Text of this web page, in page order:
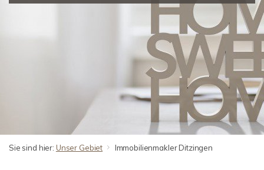
Sie sind hier: Unser Gebiet Immobilienmakler Ditzingen